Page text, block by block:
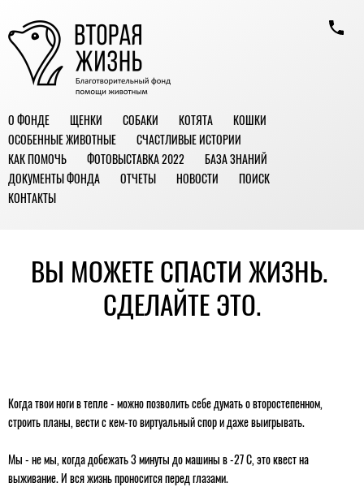
О ФОНДЕ ЩЕНКИ СОБАКИ КОТЯТА
КОШКИ
ОСОБЕННЫЕ ЖИВОТНЫЕ
СЧАСТЛИВЫЕ ИСТОРИИ
КАК ПОМОЧЬ
ФОТОВЫСТАВКА 2022
БАЗА ЗНАНИЙ
ДОКУМЕНТЫ ФОНДА
ОТЧЕТЫ НОВОСТИ
ПОИСК
КОНТАКТЫ
ВЫ МОЖЕТЕ СПАСТИ ЖИЗНЬ.
СДЕЛАЙТЕ ЭТО.
Когда твои ноги в тепле - можно позволить себе думать о второстепенном,
строить планы, вести с кем-то виртуальный спор и даже выигрывать.
Мы - не мы, когда добежать 3 минуты до машины в -27 С, это квест на
выживание. И вся жизнь проносится перед глазами.